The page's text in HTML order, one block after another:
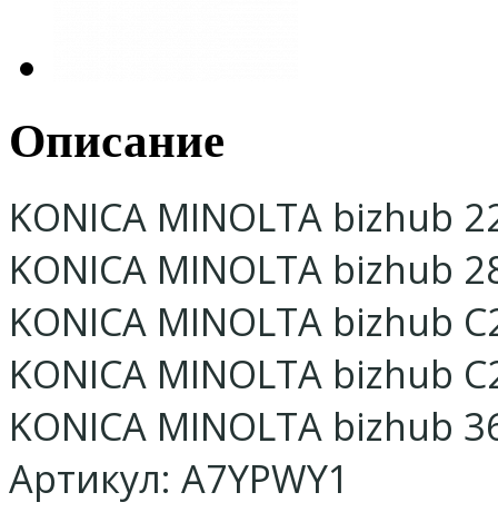
Описание
KONICA MINOLTA bizhub
KONICA MINOLTA bizhub
KONICA MINOLTA bizhub
KONICA MINOLTA bizhub
KONICA MINOLTA bizhub
Артикул: A7YPWY1